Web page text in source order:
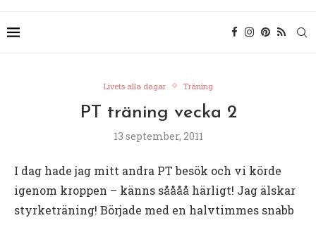
Livets alla dagar Träning
PT träning vecka 2
13 september, 2011
I dag hade jag mitt andra PT besök och vi körde
igenom kroppen – känns såååå härligt! Jag älskar
styrketräning! Började med en halvtimmes snabb